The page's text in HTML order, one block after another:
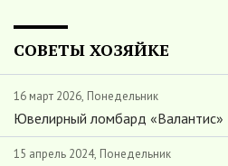
СОВЕТЫ ХОЗЯЙКЕ
16 март 2026, Понедельник
Ювелирный ломбард «Валантис»
15 апрель 2024, Понедельник